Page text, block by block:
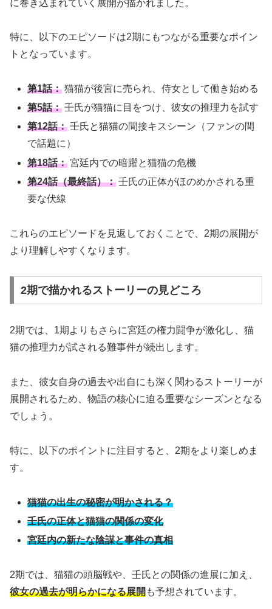
に巻き込まれていく展開が描かれました。
特に、以下のエピソードは2期にもつながる重要なポイン
トとなっています。
第1話： 猫猫が後宮に売られ、侍女として働き始める
第5話： 壬氏が猫猫に目をつけ、彼女の推理力を試す
第12話： 壬氏と猫猫の間接キスシーン（ファンの間
で話題に）
第18話： 宮廷内での暗躍と猫猫の危機
第24話（最終話）： 壬氏の正体がほのめかされる重
要な伏線
これらのエピソードを見返しておくことで、2期の展開が
より理解しやすくなります。
2期で描かれるストーリーの見どころ
2期では、1期よりもさらに宮廷の権力闘争が激化し、猫
猫の推理力が試される難事件が続出します。
また、彼女自身の過去や出自にも深く関わるストーリーが
展開されるため、物語の核心に迫る重要なシーズンとなる
でしょう。
特に、以下のポイントに注目すると、2期をより楽しめま
す。
猫猫の出生の秘密が明かされる？
壬氏の正体と猫猫の関係の変化
宮廷内の新たな陰謀と事件の真相
2期では、猫猫の頭脳戦や、壬氏との関係の進展に加え、
彼女の過去が明らかになる展開も予想されています。